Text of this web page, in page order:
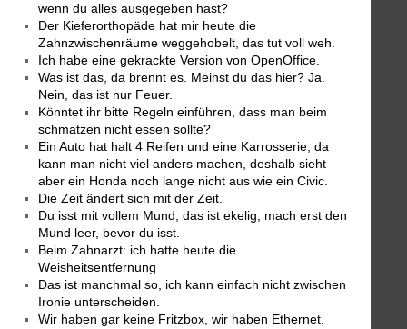
wenn du alles ausgegeben hast?
Der Kieferorthopäde hat mir heute die
Zahnzwischenräume weggehobelt, das tut voll weh.
Ich habe eine gekrackte Version von OpenOffice.
Was ist das, da brennt es. Meinst du das hier? Ja.
Nein, das ist nur Feuer.
Könntet ihr bitte Regeln einführen, dass man beim
schmatzen nicht essen sollte?
Ein Auto hat halt 4 Reifen und eine Karrosserie, da
kann man nicht viel anders machen, deshalb sieht
aber ein Honda noch lange nicht aus wie ein Civic.
Die Zeit ändert sich mit der Zeit.
Du isst mit vollem Mund, das ist ekelig, mach erst den
Mund leer, bevor du isst.
Beim Zahnarzt: ich hatte heute die
Weisheitsentfernung
Das ist manchmal so, ich kann einfach nicht zwischen
Ironie unterscheiden.
Wir haben gar keine Fritzbox, wir haben Ethernet.